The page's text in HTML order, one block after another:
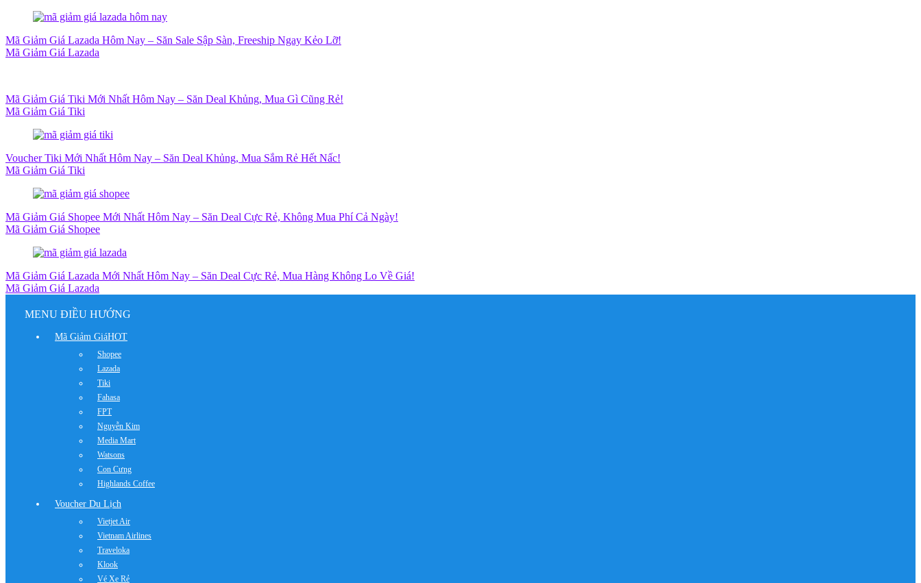
Mã Giảm Giá Lazada Hôm Nay – Săn Sale Sập Sàn, Freeship Ngay Kẻo Lỡ!
Mã Giảm Giá Lazada
Mã Giảm Giá Tiki Mới Nhất Hôm Nay – Săn Deal Khủng, Mua Gì Cũng Rẻ!
Mã Giảm Giá Tiki
Voucher Tiki Mới Nhất Hôm Nay – Săn Deal Khủng, Mua Sắm Rẻ Hết Nấc!
Mã Giảm Giá Tiki
Mã Giảm Giá Shopee Mới Nhất Hôm Nay – Săn Deal Cực Rẻ, Không Mua Phí Cả Ngày!
Mã Giảm Giá Shopee
Mã Giảm Giá Lazada Mới Nhất Hôm Nay – Săn Deal Cực Rẻ, Mua Hàng Không Lo Về Giá!
Mã Giảm Giá Lazada
MENU ĐIỀU HƯỚNG
Mã Giảm GiáHOT
Shopee
Lazada
Tiki
Fahasa
FPT
Nguyễn Kim
Media Mart
Watsons
Con Cưng
Highlands Coffee
Voucher Du Lịch
Vietjet Air
Vietnam Airlines
Traveloka
Klook
Vé Xe Rẻ